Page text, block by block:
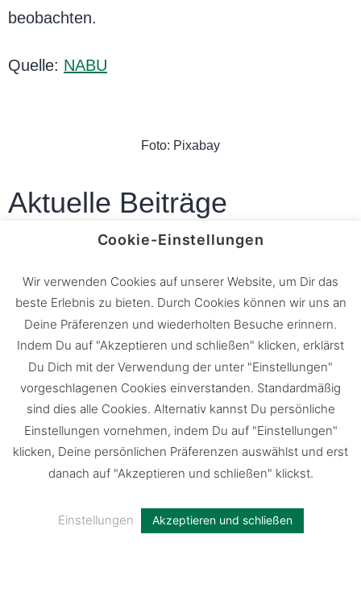
beobachten.
Quelle: NABU
Foto: Pixabay
Aktuelle Beiträge
Kinder bauen Nistkästen für heimische
Vögel
Neophyten: Wenn Gartenpflanzen zur
Gefahr für den Wald werden
Cookie-Einstellungen
Wir verwenden Cookies auf unserer Website, um Dir das
beste Erlebnis zu bieten. Durch Cookies können wir uns an
Deine Präferenzen und wiederholten Besuche erinnern.
Indem Du auf "Akzeptieren und schließen" klicken, erklärst
Du Dich mit der Verwendung der unter "Einstellungen"
vorgeschlagenen Cookies einverstanden. Standardmäßig
sind dies alle Cookies. Alternativ kannst Du persönliche
Einstellungen vornehmen, indem Du auf "Einstellungen"
klicken, Deine persönlichen Präferenzen auswählst und erst
danach auf "Akzeptieren und schließen" klickst.
Einstellungen Akzeptieren und schließen